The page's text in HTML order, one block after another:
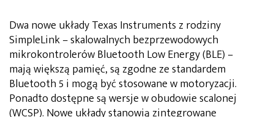
Dwa nowe układy Texas Instruments z rodziny
SimpleLink – skalowalnych bezprzewodowych
mikrokontrolerów Bluetooth Low Energy (BLE) –
mają większą pamięć, są zgodne ze standardem
Bluetooth 5 i mogą być stosowane w motoryzacji.
Ponadto dostępne są wersje w obudowie scalonej
(WCSP). Nowe układy stanowią zintegrowane